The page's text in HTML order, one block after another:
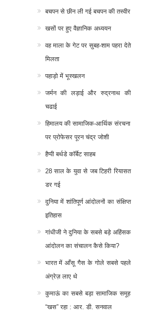
बचपन से छीन ली गई बचपन की तस्वीर
खसों पर हुए वैज्ञानिक अध्ययन
वह माला के गेट पर सुबह-शाम पहरा देते
मिलता
पहाड़ो में भूस्खलन
जर्मन की लड़ाई और रुद्रनाथ की
चढाई
हिमालय की सामाजिक-आर्थिक संरचना
पर प्रोफेसर पूरन चंद्र जोशी
हैप्पी बर्थडे कॉर्बेट साहब
28 साल के युवा से जब टिहरी रियासत
डर गई
दुनिया में शांतिपूर्ण आंदोलनों का संक्षिप्त
इतिहास
गांधीजी ने दुनिया के सबसे बड़े अहिंसक
आंदोलन का संचालन कैसे किया?
भारत में आँसू गैस के गोले सबसे पहले
अंग्रेज़ लाए थे
कुमाऊं का सबसे बड़ा सामाजिक समूह
“खस” रहा : आर. डी. सनवाल